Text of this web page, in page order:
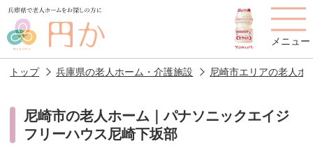
メニュー
老人ホームを
円かについて
トップ 兵庫県の老人ホーム・介護施設 尼崎市エリアの老人ホ
尼崎市の老人ホーム｜パナソニックエイジ
フリーハウス尼崎下坂部